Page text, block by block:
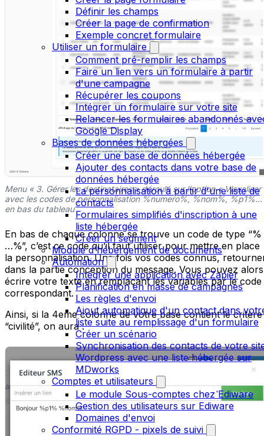
Définir les champs
Créer la page de confirmation
Exemple concret formulaire
Utiliser un formulaire
Comment pré-remplir les champs
Faire un lien vers un formulaire à partir
d'une campagne
Récupérer les coupons
Intégrer un formulaire sur votre site
Relancer les formulaires abandonnés
Google Display
Bases de données hébergées
Créer une base de données hébergée
Ajouter des contacts dans votre base de
données hébergée
La personnalisation à partir d'une liste de
contacts
Formulaires simplifiés d'inscription à une
liste hébergée
Créer un segment
Module d'hébergement de documents
Automation
Intégrer une application avec Zapier
Planification en masse de campagnes
Les règles d'envoi
Ajout automatique d'un contact dans
liste suite au remplissage d'un formulaire
Créer un scénario
Synchronisation des contacts de votre
Wordpress avec une liste hébergée sur
MDworks
Comptes et utilisateurs
Le module Sous-comptes chez Ediware
Gestion des utilisateurs sur Ediware
Domaines d'envoi
Conformité RGPD - pixels de suivi
Menu « 3. Gérer les destinataires » déroulé sur l'option « Visualiser
avec les codes de personnalisation %numero%, %nom%, %p1%...
en bas du tableau
En bas de chaque colonne se trouve un code de type “%
…%”, c’est ce code qu’il faut utiliser pour mettre en place
la personnalisation. Une fois vos codes connus,
dans la partie conception du message. Vous pouvez alors
écrire votre texte en remplaçant les variables par le code
correspondant.
Ainsi, si la 4eme colonne de votre base contient le critère
“civilité”, on aura :